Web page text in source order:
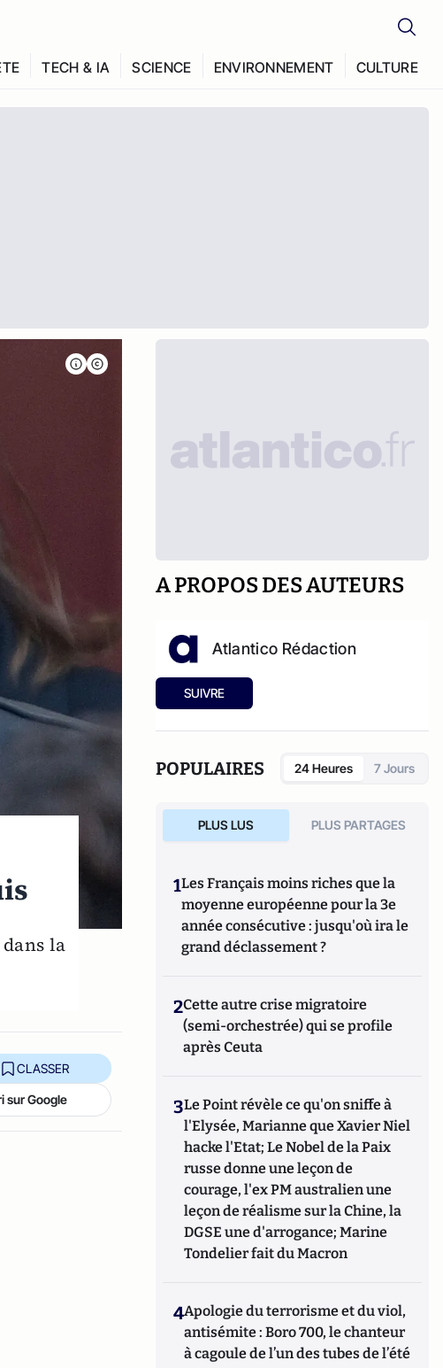
TECH & IA SCIENCE ENVIRONNEMENT CULTURE
la
CLASSER
sur Google
A PROPOS DES AUTEURS
Atlantico Rédaction
SUIVRE
POPULAIRES 24 Heures 7 Jours
PLUS LUS PLUS PARTAGES
1Les Français moins riches que la
moyenne européenne pour la 3e
année consécutive : jusqu'où ira le
grand déclassement ?
2Cette autre crise migratoire
(semi-orchestrée) qui se profile
après Ceuta
3Le Point révèle ce qu'on sniffe à
l'Elysée, Marianne que Xavier Niel
hacke l'Etat; Le Nobel de la Paix
russe donne une leçon de
courage, l'ex PM australien une
leçon de réalisme sur la Chine, la
DGSE une d'arrogance; Marine
Tondelier fait du Macron
4Apologie du terrorisme et du viol,
antisémite : Boro 700, le chanteur
à cagoule de l’un des tubes de l’été